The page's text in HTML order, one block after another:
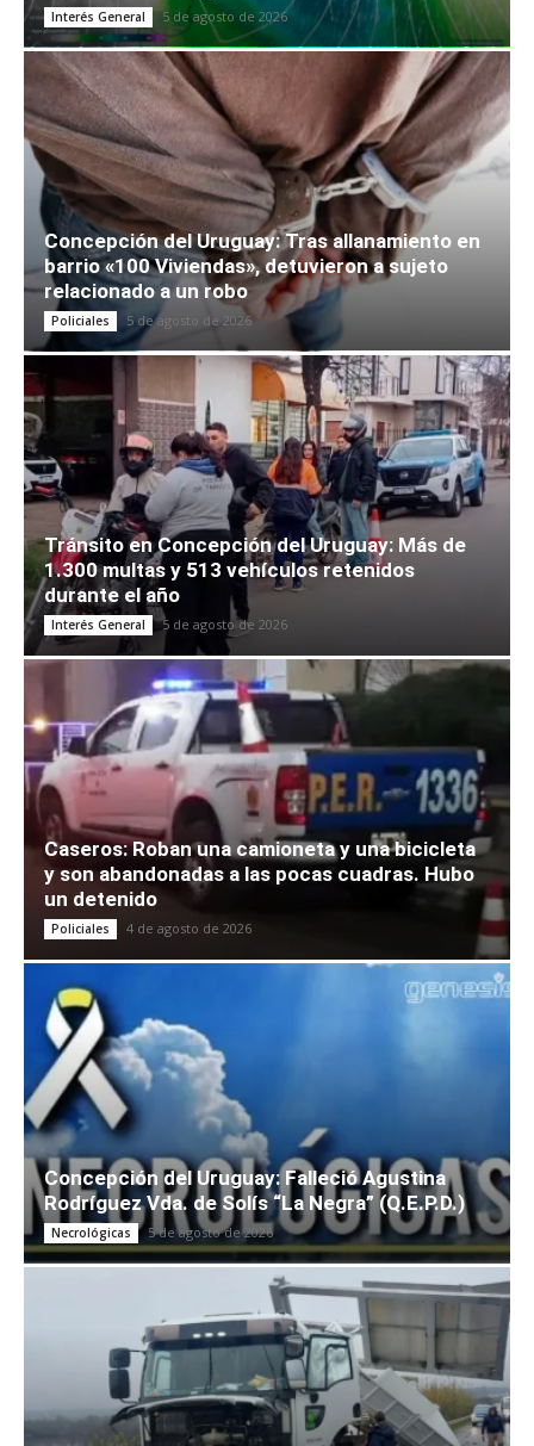
Interés General 5 de agosto de 2026
Concepción del Uruguay: Tras allanamiento en
barrio «100 Viviendas», detuvieron a sujeto
relacionado a un robo
Policiales 5 de agosto de 2026
Tránsito en Concepción del Uruguay: Más de
1.300 multas y 513 vehículos retenidos
durante el año
Interés General 5 de agosto de 2026
Caseros: Roban una camioneta y una bicicleta
y son abandonadas a las pocas cuadras. Hubo
un detenido
Policiales 4 de agosto de 2026
Concepción del Uruguay: Falleció Agustina
Rodríguez Vda. de Solís “La Negra” (Q.E.P.D.)
Necrológicas 5 de agosto de 2026